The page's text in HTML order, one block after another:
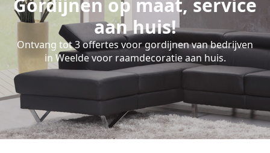
Gordijnen op maat, service
aan huis!
Ontvang tot 3 offertes voor gordijnen van bedrijven
in Weelde voor raamdecoratie aan huis.